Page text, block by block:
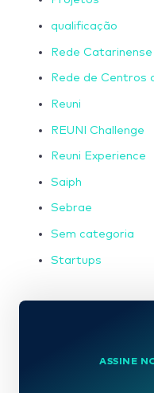
qualificação
Rede
Rede de Centros
Reuni
REUNI Challenge
Reuni Experience
Saiph
Sebrae
Sem categoria
Startups
ASSINE